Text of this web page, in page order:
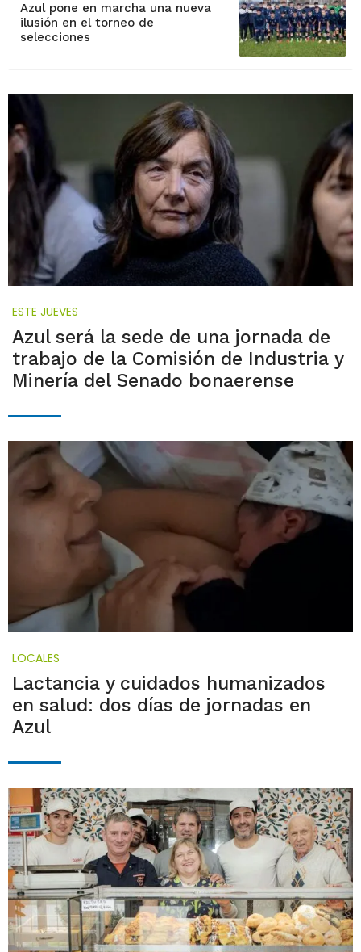
Azul pone en marcha una nueva
ilusión en el torneo de
selecciones
ESTE JUEVES
Azul será la sede de una jornada de
trabajo de la Comisión de Industria y
Minería del Senado bonaerense
LOCALES
Lactancia y cuidados humanizados
en salud: dos días de jornadas en
Azul